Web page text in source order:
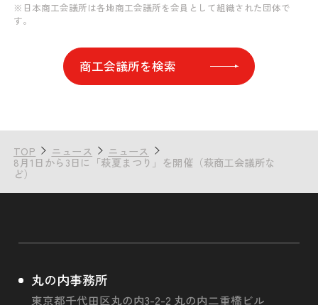
※日本商工会議所は各地商工会議所を会員として組織された団体で
す。
商工会議所を検索
TOP ニュース ニュース
8月1日から3日に「萩夏まつり」を開催（萩商工会議所な
ど）
丸の内事務所
東京都千代田区丸の内3-2-2 丸の内二重橋ビル